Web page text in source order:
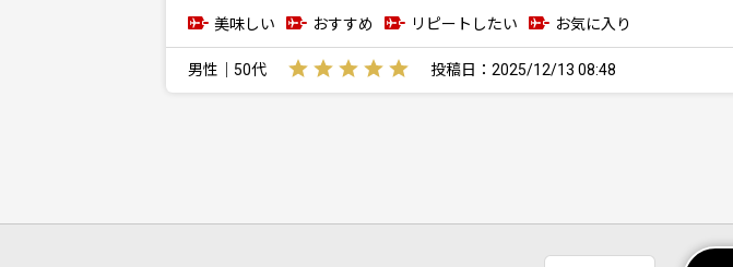
美味しい
おすすめ リピートしたい お気に入り
男性｜50代 投稿日：2025/12/13 08:48